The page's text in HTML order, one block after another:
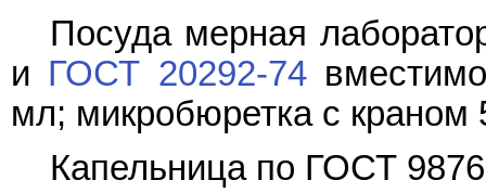
Посуда мерная
и ГОСТ 20292-74
мл; микробюретка с краном
Капельница по ГОСТ